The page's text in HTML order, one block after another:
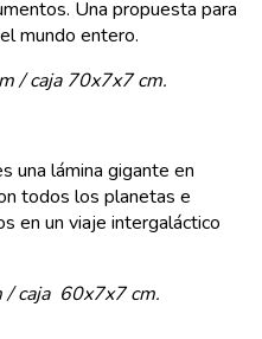
Una propuesta para
mundo entero.
/caja 70x7x7 cm.
una lámina gigante en
todos los planetas e
en un viaje intergaláctico
/caja 60x7x7 cm.